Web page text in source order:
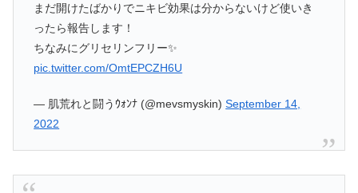
まだ開けたばかりでニキビ効果は分からないけど使いき
ったら報告します！
ちなみにグリセリンフリー✨
pic.twitter.com/OmtEPCZH6U
— 肌荒れと闘うｳｫﾝﾅ (@mevsmyskin)September 14,
2022